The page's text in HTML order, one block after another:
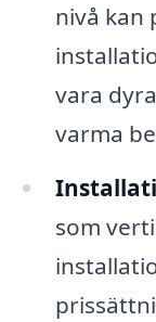
nivå kan
vara
varma
som